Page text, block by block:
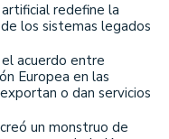
redefine la
los sistemas legados
acuerdo entre
Europea en las
o dan servicios
un monstruo de